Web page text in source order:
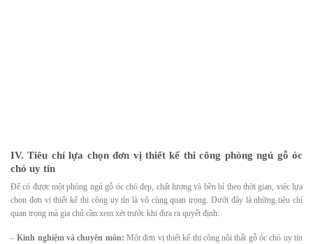
IV. Tiêu chí lựa chọn đơn vị thiết kế thi công phòng ngủ gỗ óc
chó uy tín
Để có được một phòng ngủ gỗ óc chó đẹp, chất lượng và bền bỉ theo thời gian, việc lựa
chọn đơn vị thiết kế thi công uy tín là vô cùng quan trọng. Dưới đây là những tiêu chí
quan trọng mà gia chủ cần xem xét trước khi đưa ra quyết định:
–Kinh nghiệm và chuyên môn: Một đơn vị thiết kế thi công nội thất gỗ óc chó uy tín